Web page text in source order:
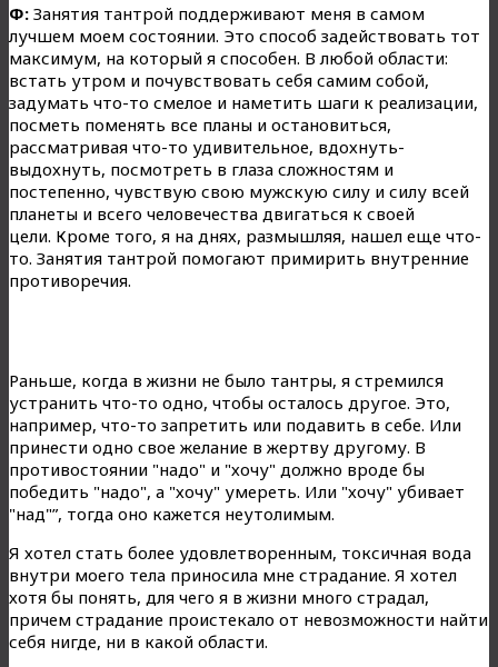
Ф: Занятия тантрой поддерживают меня в самом
лучшем моем состоянии. Это способ задействовать тот
максимум, на который я способен. В любой области:
встать утром и почувствовать себя самим собой,
задумать что-то смелое и наметить шаги к реализации,
посметь поменять все планы и остановиться,
рассматривая что-то удивительное, вдохнуть-
выдохнуть, посмотреть в глаза сложностям и
постепенно, чувствую свою мужскую силу и силу всей
планеты и всего человечества двигаться к своей
цели. Кроме того, я на днях, размышляя, нашел еще что-
то. Занятия тантрой помогают примирить внутренние
противоречия.
Раньше, когда в жизни не было тантры, я стремился
устранить что-то одно, чтобы осталось другое. Это,
например, что-то запретить или подавить в себе. Или
принести одно свое желание в жертву другому. В
противостоянии "надо" и "хочу" должно вроде бы
победить "надо", а "хочу" умереть. Или "хочу" убивает
"над"”, тогда оно кажется неутолимым.
Я хотел стать более удовлетворенным, токсичная вода
внутри моего тела приносила мне страдание. Я хотел
хотя бы понять, для чего я в жизни много страдал,
причем страдание проистекало от невозможности найти
себя нигде, ни в какой области.